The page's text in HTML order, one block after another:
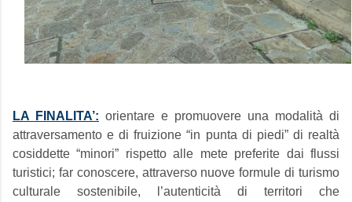
LA FINALITA’: orientare e promuovere una modalità di
attraversamento e di fruizione “in punta di piedi” di realtà
cosiddette “minori” rispetto alle mete preferite dai flussi
turistici; far conoscere, attraverso nuove formule di turismo
culturale sostenibile, l’autenticità di territori che